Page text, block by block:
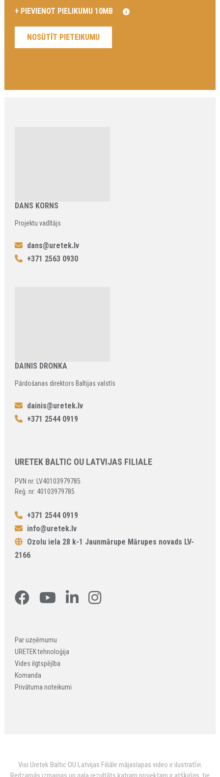
DANS KORNS
Projektu vadītājs
dans@uretek.lv
+371 2563 0930
DAINIS DRONKA
Pārdošanas direktors Baltijas valstīs
dainis@uretek.lv
+371 2544 0919
URETEK BALTIC OU LATVIJAS FILIALE
PVN nr: LV40103979785
Reģ. nr: 40103979785
+371 2544 0919
info@uretek.lv
Ozolu iela 28 k-1 Jaunmārupe Mārupes novads LV-
2166
Par uzņēmumu
URETEK tehnoloģija
Vides ilgtspējība
Komanda
Privātuma noteikumi
Visi Uretek Baltic OU Latvijas Filiāle mājaslapas video ir ilustratīvi.